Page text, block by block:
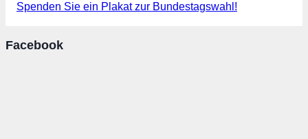
Spenden Sie ein Plakat zur Bundestagswahl!
Facebook